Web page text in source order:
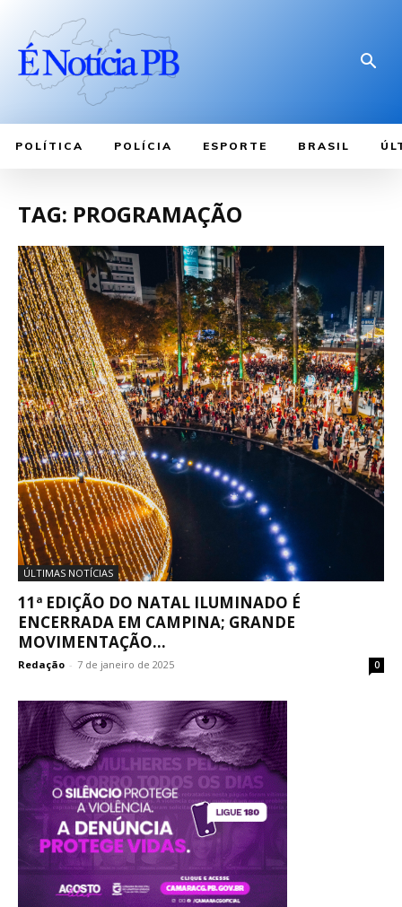
POLÍTICA POLÍCIA ESPORTE BRASIL
TAG: PROGRAMAÇÃO
ÚLTIMAS NOTÍCIAS
11ª EDIÇÃO DO NATAL ILUMINADO É
ENCERRADA EM CAMPINA; GRANDE
MOVIMENTAÇÃO...
Redação - 7 de janeiro de 2025 0